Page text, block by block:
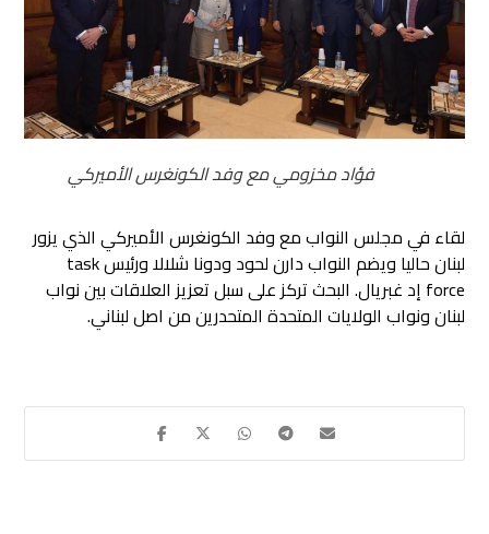
فؤاد مخزومي مع وفد الكونغرس الأميركي
لقاء في مجلس النواب مع وفد الكونغرس الأميركي الذي يزور
لبنان حاليا ويضم النواب دارن لحود ودونا شلالا ورئيس task
force إد غبريال. البحث تركز على سبل تعزيز العلاقات بين نواب
لبنان ونواب الولايات المتحدة المتحدرين من اصل لبناني.